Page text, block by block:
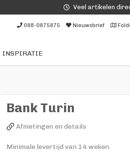
Veel artikelen
088-0875875 Nieuwsbrief
INSPIRATIE
Bank Turin
Afmetingen en details
Minimale levertijd van 14 weken.